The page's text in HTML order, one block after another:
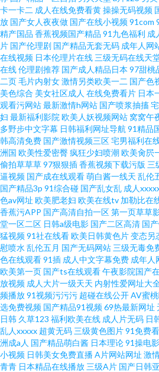
逼视频91 91传媒在线观看视频 91社区在线播
视频在线播放 91情趣网站在线观看 91色情影
网 亚洲国内高清在线 五月婷婷久草在线视频
机在线观看殴美三 日日夜夜伊人人人乐 亚洲
利 91白丝少妇 中文字幕强奸 亚洲自蔚 香蕉
湿机 手机av先锋网 色美欧性观婷婷
卡一卡二 成人在线免费看黄操操无码视频
放 国产女人夜夜做 国产在线小视频91com
精产国品 香蕉视频国产精品 91九色福利 成
片 国产伦理剧 国产精品无套无码 成年人网
在线视频 日本伦理片在线 三级无码在线天
在线伦理剧推荐 国产成人精品日本 97甜桃
二页毛片内射女激情另类欧美一二 国产色
美色综合 美女社区成人 在线免费看片 日本
观看污网站最新激情h网站 国产喷浆抽搐
妇 最新福利影院 欧美人妖视频网站 窝窝午
多野步中文字幕 日韩福利网址导航 91精品
韩高清免费 国产激情视频三区宅男福利在
洲国 欧美性爱密臀疯狂少妇喷潮欧美肏屄
偷拍草草草97狠狠插香蕉视频下载污版 三
逼视频 国产成在线观看萌白酱一线天 乱伦
国产精品3p 91综合碰 国产乱女乱 成人
色av网址 欧美肥老妇 欧美在线tv 加勒比在
香蕉污APP 国产高清自拍一区第一页草草
堂一区二区 日韩a级电影 国产二区高清 国
猛视频91社在线看欧美日韩黄色片变态另
慰喷水 乱伦五月 国产无码网站 三级无毒免
色在线观看91插 成人中文字幕免费 成年人
欧美第一页 国产ts在线观看午夜影院国产
放视频 成人大片一级天天 内射性爱网址大
频播放91视频污污污 超碰在线公开AV蜜
选免费视频 国产精品91视频69热最新网址
日韩 久草123 福利欧美在线 成人片无码 日
乱人xxxxx 超黄无码 三级黄色图片91免费
洲成a人 国产精品萌白酱 日本理论91操电影
小视频 日韩美女免费直播A片网站网址 激
青青 日本精品在线播放 三级A片 国产日韩